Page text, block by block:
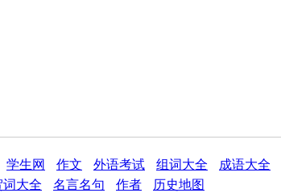
学生网 作文 外语考试 组词大全 成语大全
词大全 名言名句 作者 历史地图